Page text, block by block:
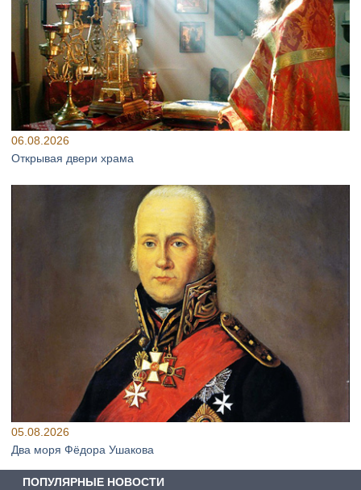
06.08.2026
Открывая двери храма
05.08.2026
Два моря Фёдора Ушакова
ПОПУЛЯРНЫЕ НОВОСТИ